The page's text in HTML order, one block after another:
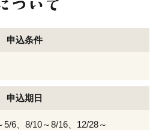
申込条件
申込期日
6、8/10～8/16、12/28～